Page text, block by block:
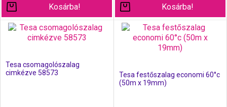
Kosárba! Kosárba!
Tesa csomagolószalag
cimkézve 58573
Tesa festőszalag economi 60°c
(50m x 19mm)